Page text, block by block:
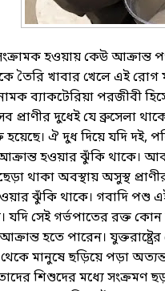
হওয়ায় কেউ আক্রান্ত
তৈরি খাবার খেলে এই
ব্যাকটেরিয়া পরজীবী
প্রাণীর দুধেই যে ব্রুসেলা
হয়েছে। ঐ দুধ দিয়ে যদি
হওয়ার ঝুঁকি থাকে।
থাকা অবস্থায় অসুস্থ
ঝুঁকি থাকে। গবাদি পশু
যদি সেই গর্ভপাতের রক্ত
হতে পারেন।
মানুষে ছড়িয়ে পড়া
শিশুদের মধ্যে সংক্রমণ